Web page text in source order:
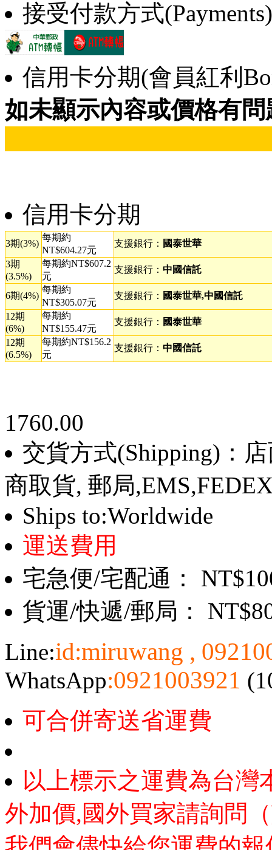
接受付款方式
信用卡分期(會員紅利
如未顯示內容或價格有
信用卡分期
3期(3%)
每期約
NT$604.27元
支援銀行： 國泰世華
3期
(3.5%)
每期約NT$607.2
元
支援銀行： 中國信託
6期(4%)
每期約
NT$305.07元
支援銀行： 國泰世華,中國信託
12期
(6%)
每期約
NT$155.47元
支援銀行： 國泰世華
12期
(6.5%)
每期約NT$156.2
元
支援銀行： 中國信託
1760.00
交貨方式(Shipping)：
商取貨, 郵局
Ships to:Worldwide
運送費用
宅急便/宅配通：
貨運/快遞/郵局：
Line:id:miruwang ,
WhatsApp:0921003921
可合併寄送省運費
以上標示之運費為台灣
外加價,國外買家請詢問